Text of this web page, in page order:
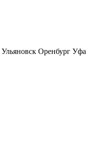
Ульяновск Оренбург Уфа